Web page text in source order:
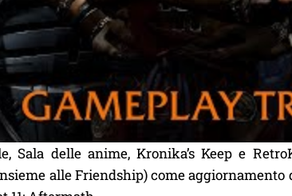
delle anime, Kronika’s Keep e
alle Friendship) come